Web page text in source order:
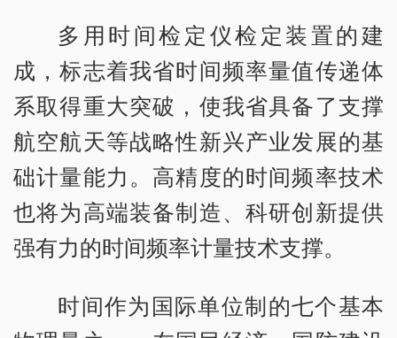
多用时间检定仪检定装置的建
成，标志着我省时间频率量值传递体
系取得重大突破，使我省具备了支撑
航空航天等战略性新兴产业发展的基
础计量能力。高精度的时间频率技术
也将为高端装备制造、科研创新提供
强有力的时间频率计量技术支撑。
时间作为国际单位制的七个基本